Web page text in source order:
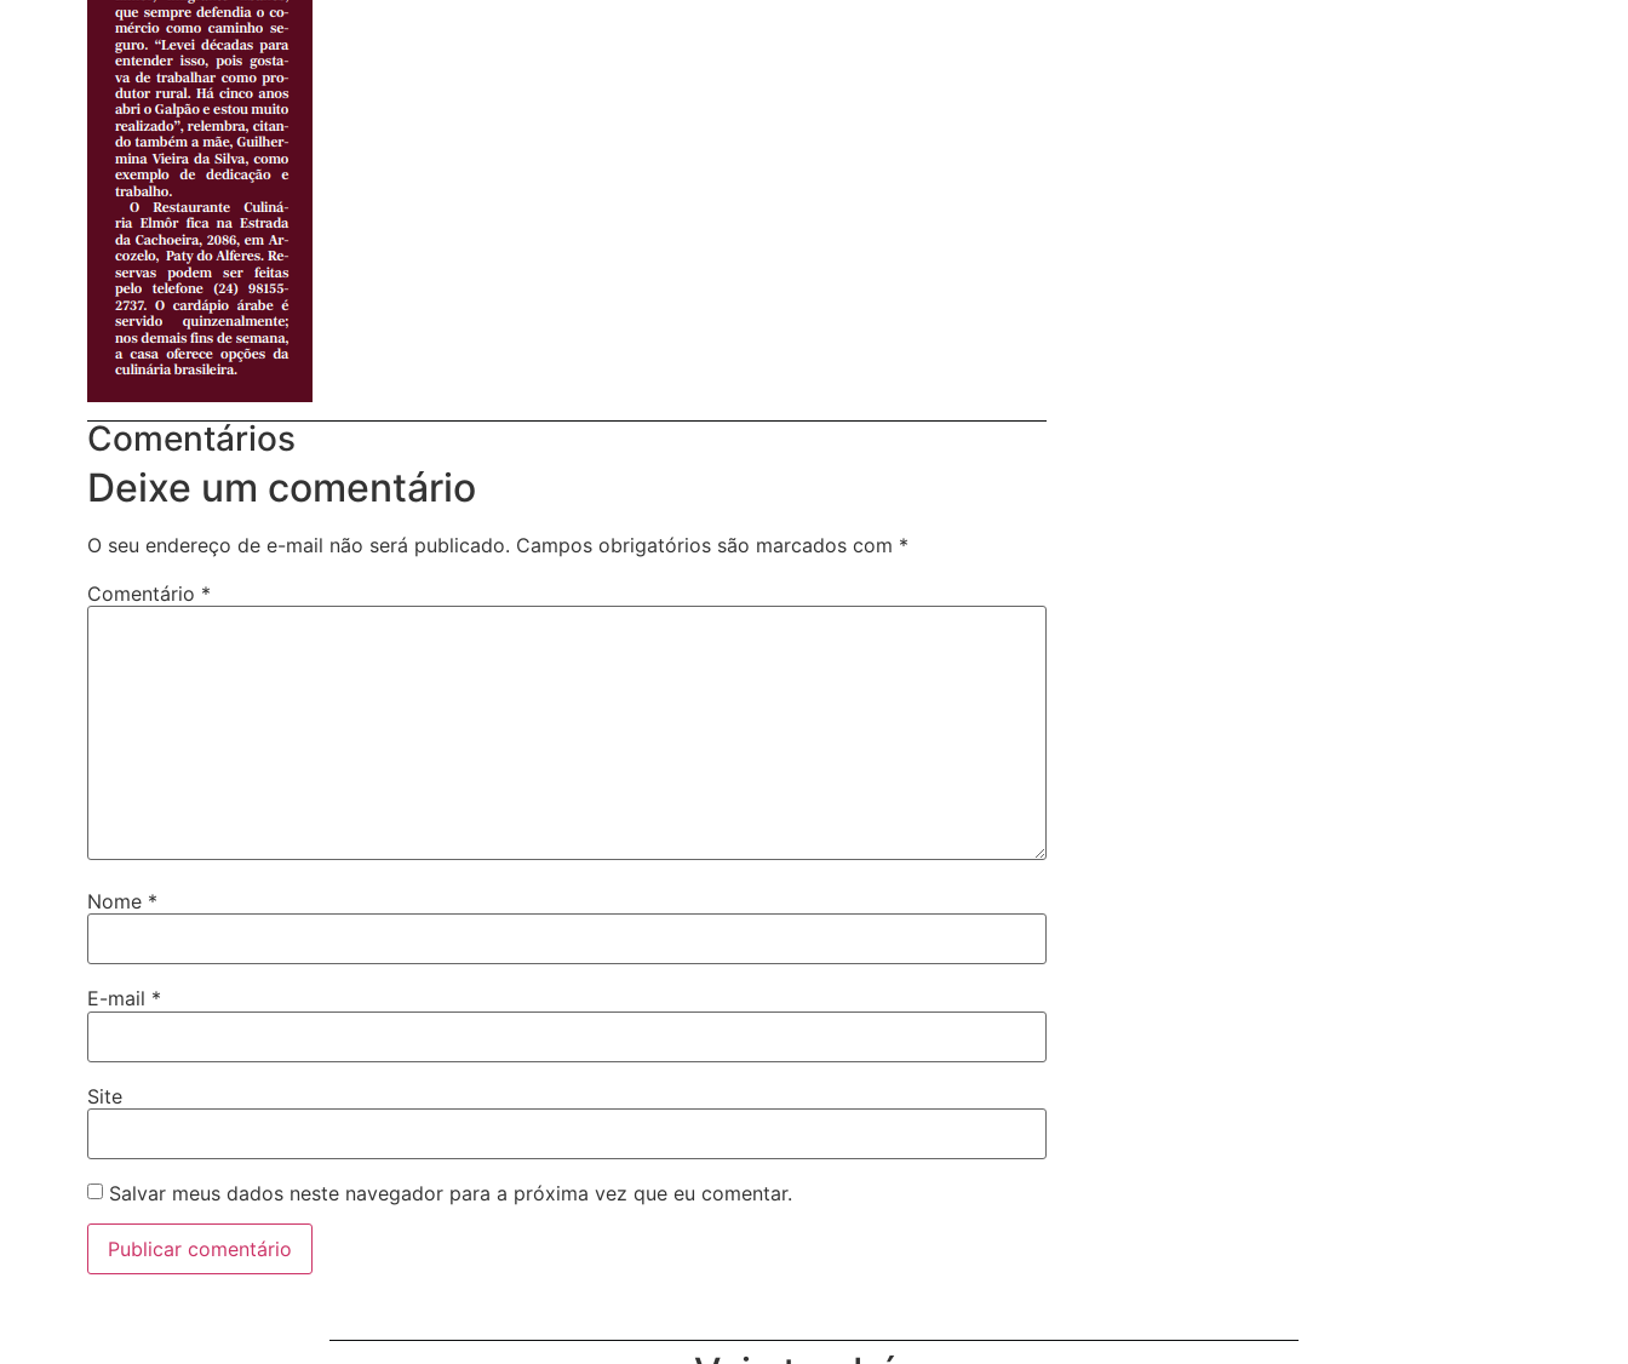
Comentários
Deixe um comentário
O seu endereço de e-mail não será publicado. Campos obrigatórios são marcados com *
Comentário *
Nome *
E-mail *
Site
Salvar meus dados neste navegador para a próxima vez que eu comentar.